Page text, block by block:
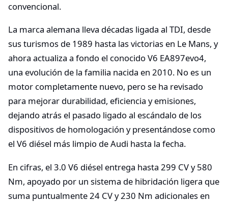
convencional.
La marca alemana lleva décadas ligada al TDI, desde
sus turismos de 1989 hasta las victorias en Le Mans, y
ahora actualiza a fondo el conocido V6 EA897evo4,
una evolución de la familia nacida en 2010. No es un
motor completamente nuevo, pero se ha revisado
para mejorar durabilidad, eficiencia y emisiones,
dejando atrás el pasado ligado al escándalo de los
dispositivos de homologación y presentándose como
el V6 diésel más limpio de Audi hasta la fecha.
En cifras, el 3.0 V6 diésel entrega hasta 299 CV y 580
Nm, apoyado por un sistema de hibridación ligera que
suma puntualmente 24 CV y 230 Nm adicionales en